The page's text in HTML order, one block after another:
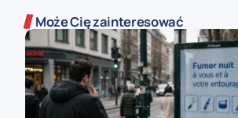
Może Cię zainteresować